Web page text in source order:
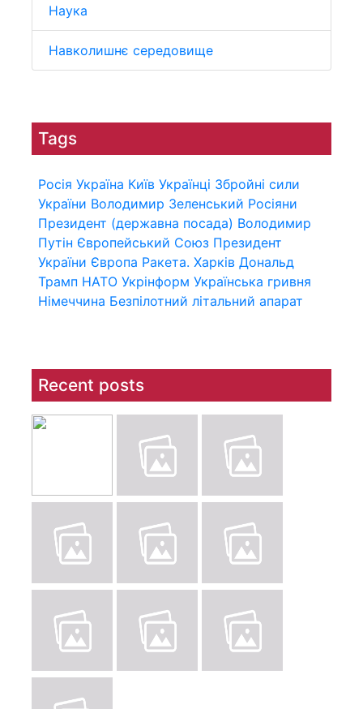
Наука
Навколишнє середовище
Tags
Росія Україна Київ Українці Збройні сили
України Володимир Зеленський Росіяни
Президент (державна посада) Володимир
Путін Європейський Союз Президент
України Європа Ракета. Харків Дональд
Трамп НАТО Укрінформ Українська гривня
Німеччина Безпілотний літальний апарат
Recent posts